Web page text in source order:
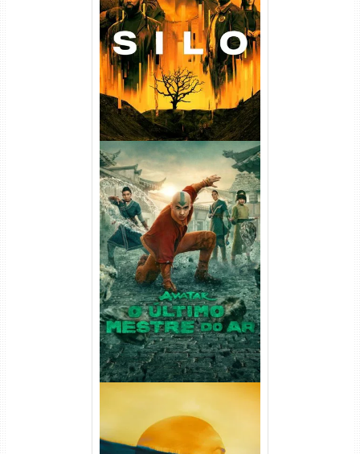
Silo 1ª Temporada Torrent
(2023) WEB-DL
720p/1080p/4K Dual Áudio
Avatar: O Último Mestre do
Ar 2ª Temporada Torrent
(2026) WEB-DL 1080p Dual
Áudio